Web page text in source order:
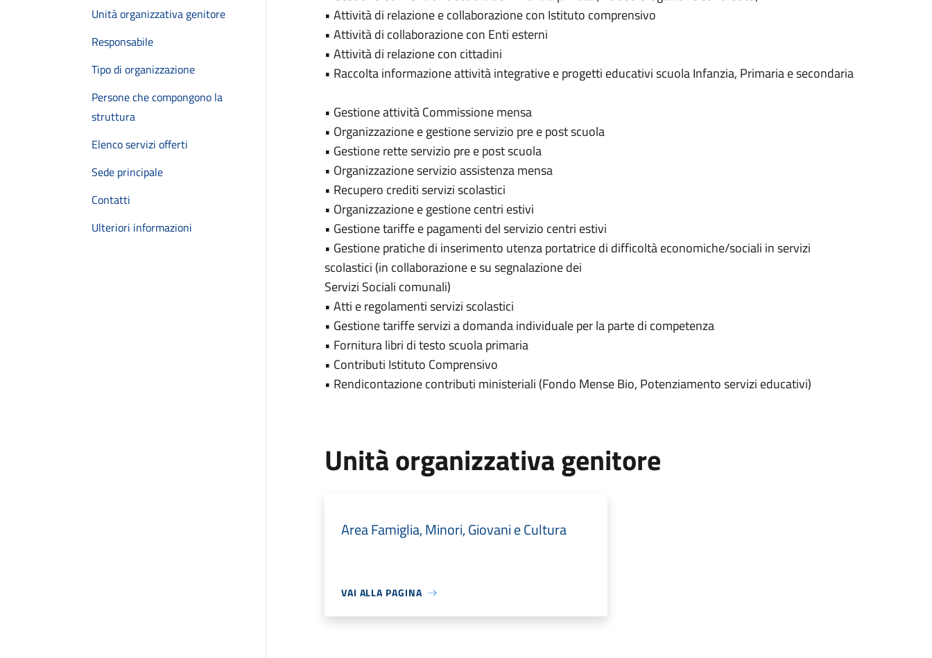
Unità organizzativa genitore
Responsabile
Tipo di organizzazione
Persone che compongono la
struttura
Elenco servizi offerti
Sede principale
Contatti
Ulteriori informazioni
• Attività di relazione e collaborazione con Istituto comprensivo
• Attività di collaborazione con Enti esterni
• Attività di relazione con cittadini
• Raccolta informazione attività integrative e progetti educativi scuola Infanzia, Primaria e secondaria
• Gestione attività Commissione mensa
• Organizzazione e gestione servizio pre e post scuola
• Gestione rette servizio pre e post scuola
• Organizzazione servizio assistenza mensa
• Recupero crediti servizi scolastici
• Organizzazione e gestione centri estivi
• Gestione tariffe e pagamenti del servizio centri estivi
• Gestione pratiche di inserimento utenza portatrice di difficoltà economiche/sociali in servizi
scolastici (in collaborazione e su segnalazione dei
Servizi Sociali comunali)
• Atti e regolamenti servizi scolastici
• Gestione tariffe servizi a domanda individuale per la parte di competenza
• Fornitura libri di testo scuola primaria
• Contributi Istituto Comprensivo
• Rendicontazione contributi ministeriali (Fondo Mense Bio, Potenziamento servizi educativi)
Unità organizzativa genitore
Area Famiglia, Minori, Giovani e Cultura
VAI ALLA PAGINA